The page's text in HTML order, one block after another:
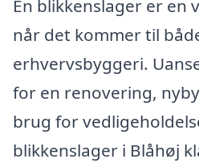
En blikkenslager er en
når det kommer til
erhvervsbyggeri.
for en renovering,
brug for
blikkenslager i Blåhøj